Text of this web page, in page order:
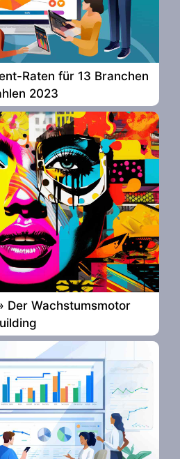
Raten für 13 Branchen
2023
Der Wachstumsmotor